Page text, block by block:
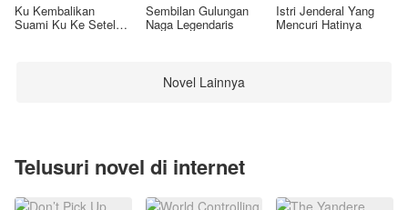
Ku Kembalikan
Suami Ku Ke Setelan
Sembilan Gulungan
Naga Legendaris
Istri Jenderal Yang
Mencuri Hatinya
Novel Lainnya
Telusuri novel di internet